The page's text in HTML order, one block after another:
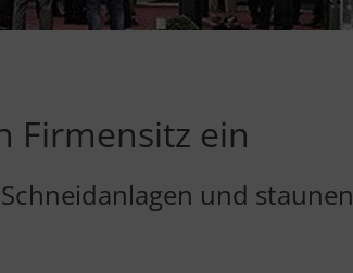
Firmensitz ein
und